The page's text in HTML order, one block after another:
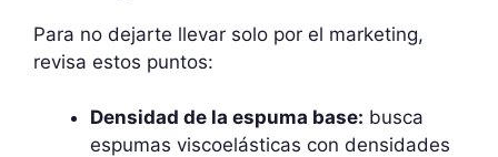
Para no dejarte llevar solo por el marketing,
revisa estos puntos:
Densidad de la espuma base: busca
espumas viscoelásticas con densidades